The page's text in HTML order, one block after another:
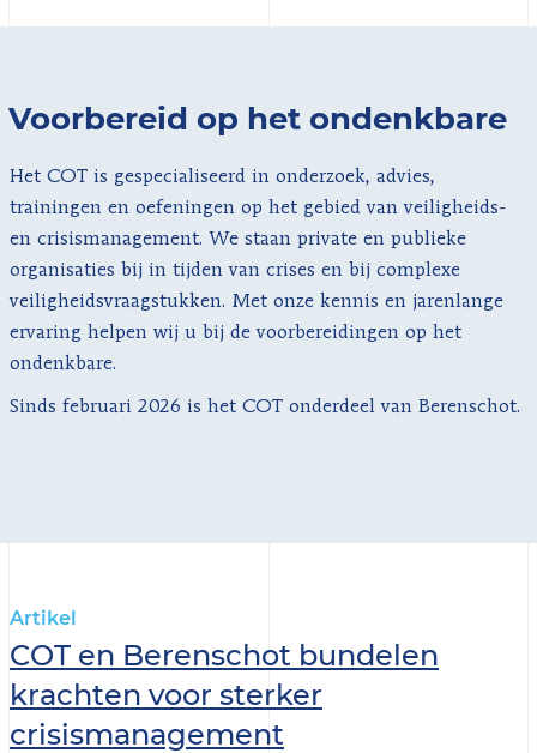
Voorbereid op het ondenkbare
Het COT is gespecialiseerd in onderzoek, advies,
trainingen en oefeningen op het gebied van veiligheids-
en crisis­management. We staan private en publieke
organisaties bij in tijden van crises en bij complexe
veiligheidsvraagstukken. Met onze kennis en jarenlange
ervaring helpen wij u bij de voorbereidingen op het
ondenkbare.
Sinds februari 2026 is het COT onderdeel van Berenschot.
Artikel
COT en Berenschot bundelen
krachten voor sterker
crisismanagement